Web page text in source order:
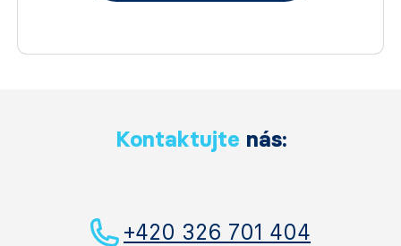
Kontaktujte nás:
+420 326 701 404